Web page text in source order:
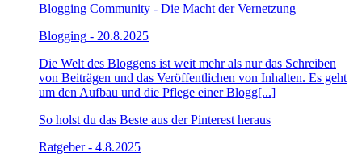
Blogging Community - Die Macht der Vernetzung
Blogging - 20.8.2025
Die Welt des Bloggens ist weit mehr als nur das Schreiben
von Beiträgen und das Veröffentlichen von Inhalten. Es geht
um den Aufbau und die Pflege einer Blogg[...]
So holst du das Beste aus der Pinterest heraus
Ratgeber- 4.8.2025